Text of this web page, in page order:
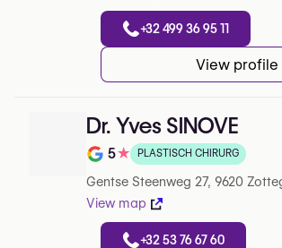
+32 499 36 95 11
View profile
Dr. Yves SINOVE
Note de 5 sur 5 sur Google
5★ PLASTISCH CHIRURG
Gentse Steenweg 27, 9620
View map
+32 53 76 67 60